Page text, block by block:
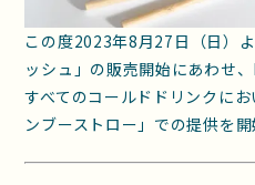
この度2023年8月27日（日）
ッシュ」の販売開始にあわせ
すべてのコールドドリンクに
ンブーストロー」での提供を開